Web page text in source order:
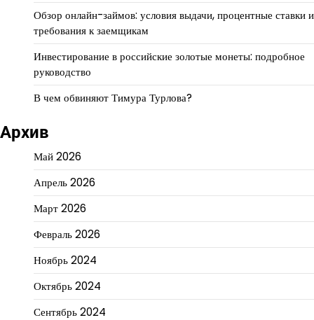
Обзор онлайн-займов: условия выдачи, процентные ставки и
требования к заемщикам
Инвестирование в российские золотые монеты: подробное
руководство
В чем обвиняют Тимура Турлова?
Архив
Май 2026
Апрель 2026
Март 2026
Февраль 2026
Ноябрь 2024
Октябрь 2024
Сентябрь 2024